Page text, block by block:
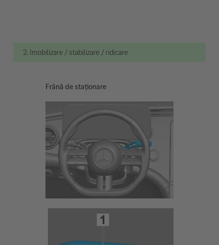
2. Imobilizare / stabilizare / ridicare
Frână de staționare